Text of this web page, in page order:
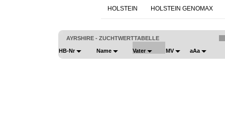
HOLSTEIN HOLSTEIN GENOMAX
AYRSHIRE - ZUCHTWERTTABELLE
HB-Nr Name Vater MV aAa